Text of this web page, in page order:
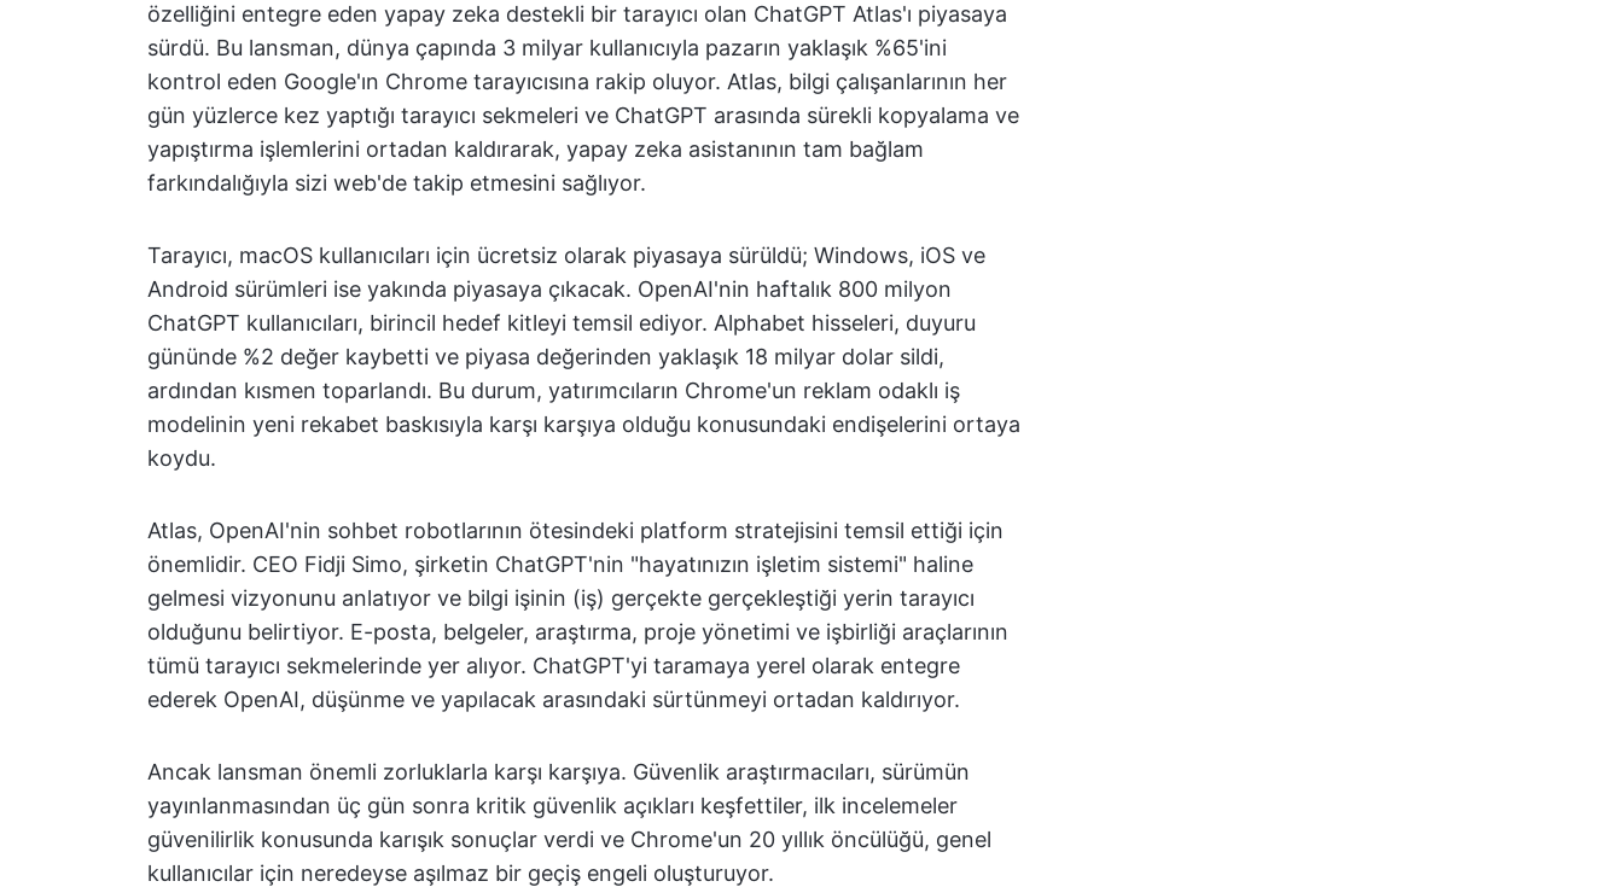
özelliğini entegre eden yapay zeka destekli bir tarayıcı olan ChatGPT Atlas'ı piyasaya
sürdü. Bu lansman, dünya çapında 3 milyar kullanıcıyla pazarın yaklaşık %65'ini
kontrol eden Google'ın Chrome tarayıcısına rakip oluyor. Atlas, bilgi çalışanlarının her
gün yüzlerce kez yaptığı tarayıcı sekmeleri ve ChatGPT arasında sürekli kopyalama ve
yapıştırma işlemlerini ortadan kaldırarak, yapay zeka asistanının tam bağlam
farkındalığıyla sizi web'de takip etmesini sağlıyor.
Tarayıcı, macOS kullanıcıları için ücretsiz olarak piyasaya sürüldü; Windows, iOS ve
Android sürümleri ise yakında piyasaya çıkacak. OpenAI'nin haftalık 800 milyon
ChatGPT kullanıcıları, birincil hedef kitleyi temsil ediyor. Alphabet hisseleri, duyuru
gününde %2 değer kaybetti ve piyasa değerinden yaklaşık 18 milyar dolar sildi,
ardından kısmen toparlandı. Bu durum, yatırımcıların Chrome'un reklam odaklı iş
modelinin yeni rekabet baskısıyla karşı karşıya olduğu konusundaki endişelerini ortaya
koydu.
Atlas, OpenAI'nin sohbet robotlarının ötesindeki platform stratejisini temsil ettiği için
önemlidir. CEO Fidji Simo, şirketin ChatGPT'nin "hayatınızın işletim sistemi" haline
gelmesi vizyonunu anlatıyor ve bilgi işinin (iş) gerçekte gerçekleştiği yerin tarayıcı
olduğunu belirtiyor. E-posta, belgeler, araştırma, proje yönetimi ve işbirliği araçlarının
tümü tarayıcı sekmelerinde yer alıyor. ChatGPT'yi taramaya yerel olarak entegre
ederek OpenAI, düşünme ve yapılacak arasındaki sürtünmeyi ortadan kaldırıyor.
Ancak lansman önemli zorluklarla karşı karşıya. Güvenlik araştırmacıları, sürümün
yayınlanmasından üç gün sonra kritik güvenlik açıkları keşfettiler, ilk incelemeler
güvenilirlik konusunda karışık sonuçlar verdi ve Chrome'un 20 yıllık öncülüğü, genel
kullanıcılar için neredeyse aşılmaz bir geçiş engeli oluşturuyor.